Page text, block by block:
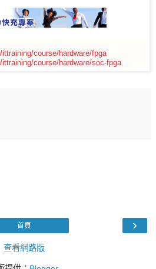
course/hardware/fpga
course/hardware/soc-fpga
›
首頁
查看網路版